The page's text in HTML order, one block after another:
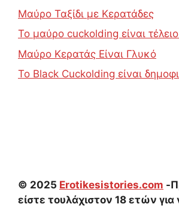
Μαύρο Ταξίδι με Κερατάδες
Το μαύρο cuckolding είναι
Μαύρο Κερατάς Είναι Γλυκό
Το Black Cuckolding είναι
© 2025 Erotikesistories.com -
είστε τουλάχιστον 18 ετών για